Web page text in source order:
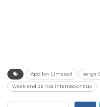
Apollon Limassol serge
week end de nos internationaux